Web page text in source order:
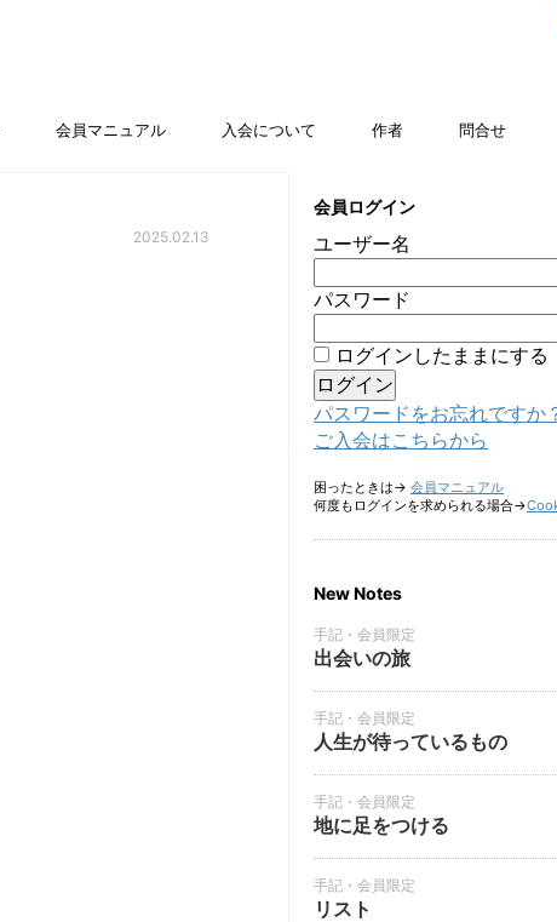
会員マニュアル 入会について 作者 問合せ
2025.02.13
会員ログイン
ユーザー名
パスワード
ログインしたままにする
パスワードをお忘れですか
ご入会はこちらから
困ったときは→ 会員マニュアル
何度もログインを求められる場合→
New Notes
手記・会員限定
出会いの旅
手記・会員限定
人生が待っているもの
手記・会員限定
地に足をつける
手記・会員限定
リスト